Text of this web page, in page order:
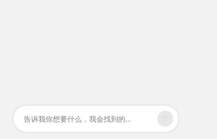
告诉我你想要什么，我会找到的...